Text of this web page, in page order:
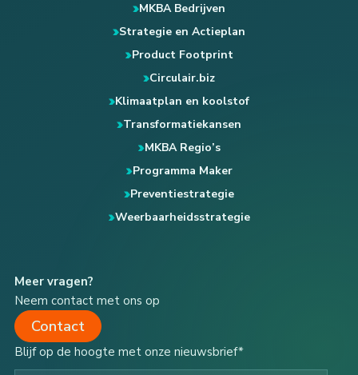
MKBA Bedrijven
Strategie en Actieplan
Product Footprint
Circulair.biz
Klimaatplan en koolstof
Transformatiekansen
MKBA Regio’s
Programma Maker
Preventiestrategie
Weerbaarheidsstrategie
Meer vragen?
Neem contact met ons op
Contact
Blijf op de hoogte met onze nieuwsbrief*
Typ je e-mail...